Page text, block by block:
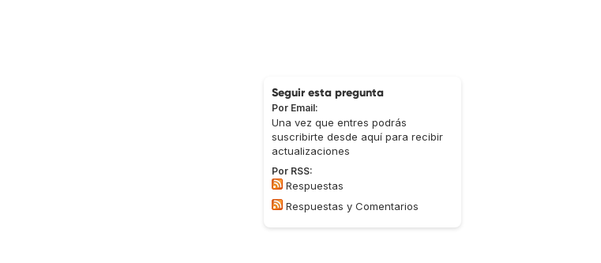
Seguir esta pregunta
Por Email:
Una vez que entres podrás
suscribirte desde aquí para recibir
actualizaciones
Por RSS:
Respuestas
Respuestas y Comentarios